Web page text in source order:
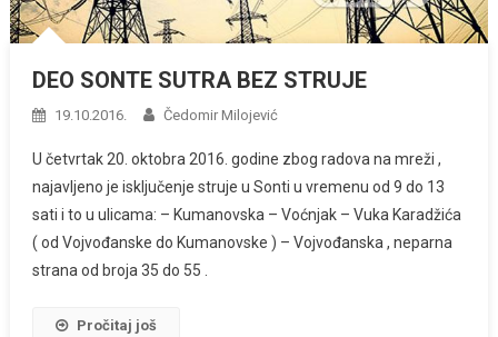
DEO SONTE SUTRA BEZ STRUJE
19.10.2016. Čedomir Milojević
U četvrtak 20. oktobra 2016. godine zbog radova na mreži ,
najavljeno je isključenje struje u Sonti u vremenu od 9 do 13
sati i to u ulicama: – Kumanovska – Voćnjak – Vuka Karadžića
( od Vojvođanske do Kumanovske ) – Vojvođanska , neparna
strana od broja 35 do 55 .
Pročitaj još